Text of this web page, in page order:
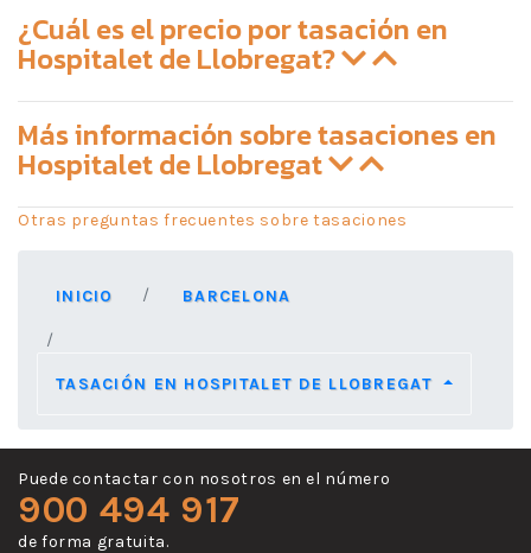
¿Cuál es el precio por tasación en
Hospitalet de Llobregat?
Más información sobre tasaciones en
Hospitalet de Llobregat
Otras preguntas frecuentes sobre tasaciones
INICIO BARCELONA
TASACIÓN EN HOSPITALET DE LLOBREGAT
Puede contactar con nosotros en el número
900 494 917
de forma gratuita.